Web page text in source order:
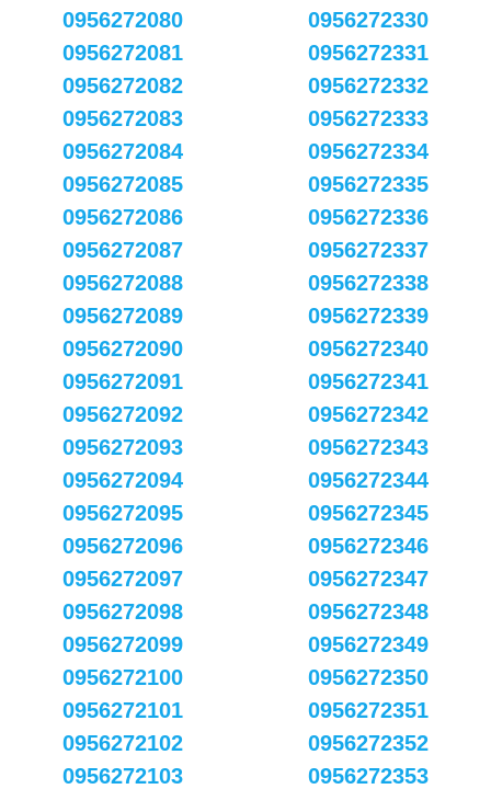
0956272080
0956272081
0956272082
0956272083
0956272084
0956272085
0956272086
0956272087
0956272088
0956272089
0956272090
0956272091
0956272092
0956272093
0956272094
0956272095
0956272096
0956272097
0956272098
0956272099
0956272100
0956272101
0956272102
0956272103
0956272330
0956272331
0956272332
0956272333
0956272334
0956272335
0956272336
0956272337
0956272338
0956272339
0956272340
0956272341
0956272342
0956272343
0956272344
0956272345
0956272346
0956272347
0956272348
0956272349
0956272350
0956272351
0956272352
0956272353